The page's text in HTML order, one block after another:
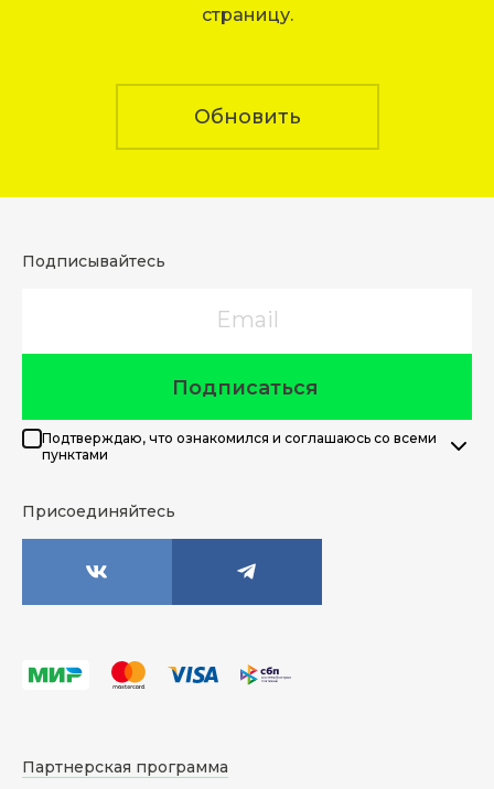
страницу.
Обновить
Подписывайтесь
Подписаться
Подтверждаю, что ознакомился и соглашаюсь со всеми
пунктами
Присоединяйтесь
Партнерская программа